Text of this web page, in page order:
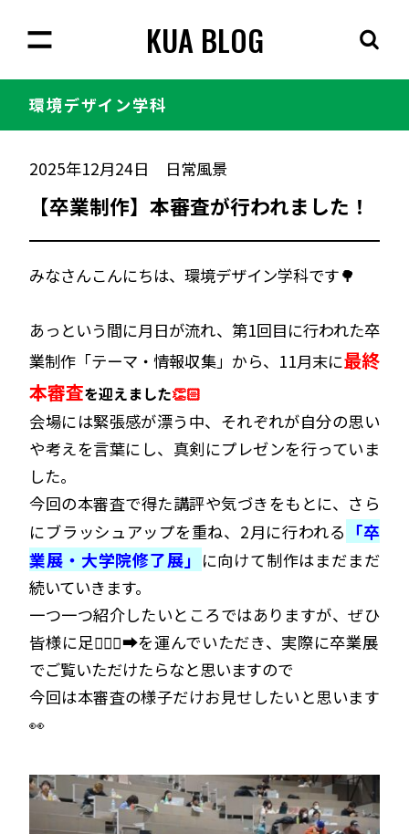
KUA BLOG
環境デザイン学科
2025年12月24日 日常風景
【卒業制作】本審査が行われました！
みなさんこんにちは、環境デザイン学科です🌳
あっという間に月日が流れ、第1回目に行われた卒
業制作「テーマ・情報収集」から、 11月末に最終
本審査を迎えました👏🏻
会場には緊張感が漂う中、それぞれが自分の思い
や考えを言葉にし、真剣にプレゼンを行っていま
した。
今回の本審査で得た講評や気づきをもとに、さら
にブラッシュアップを重ね、2月に行われる 「卒
業展・大学院修了展」 に向けて制作はまだまだ
続いていきます。
一つ一つ紹介したいところではありますが、ぜひ
皆様に足🚶🏻‍♂️‍➡️を運んでいただき、実際に卒業展
でご覧いただけたらなと思いますので
今回は本審査の様子だけお見せしたいと思います
👀